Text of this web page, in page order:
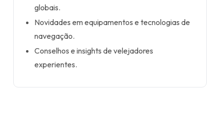
globais.
Novidades em equipamentos e tecnologias de
navegação.
Conselhos e insights de velejadores
experientes.